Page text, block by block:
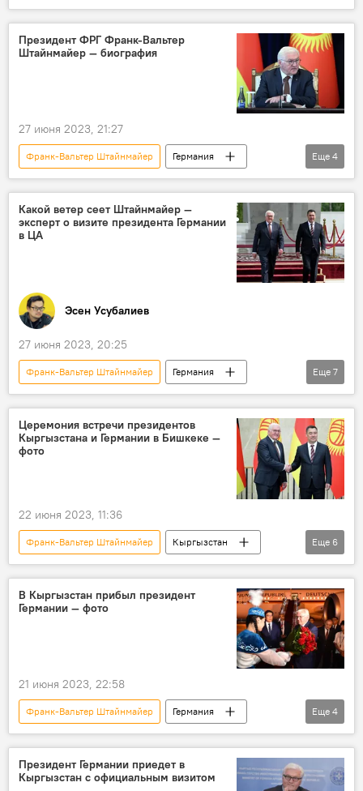
теракт
Садыр Жапаров
соболезнование
Президент ФРГ Франк-Вальтер
Штайнмайер — биография
27 июня 2023, 21:27
Франк-Вальтер Штайнмайер
Германия
президент
биография
работа
выборы
Еще 4
Какой ветер сеет Штайнмайер —
эксперт о визите президента Германии
в ЦА
Эсен Усубалиев
27 июня 2023, 20:25
Франк-Вальтер Штайнмайер
Германия
Центральная Азия
Кыргызстан
Казахстан
визит
Политика
Колумнисты
Аналитика
Еще 7
Церемония встречи президентов
Кыргызстана и Германии в Бишкеке —
фото
22 июня 2023, 11:36
Франк-Вальтер Штайнмайер
Кыргызстан
Политика
Германия
Садыр Жапаров
встреча
фото
Еще 6
В Кыргызстан прибыл президент
Германии — фото
21 июня 2023, 22:58
Франк-Вальтер Штайнмайер
Германия
Кыргызстан
президент
визит
Еще 4
Президент Германии приедет в
Кыргызстан с официальным визитом